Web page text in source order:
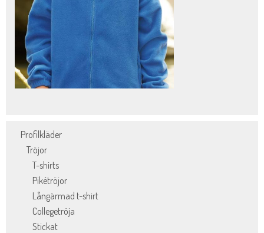
Profilkläder
Tröjor
T-shirts
Pikétröjor
Långärmad t-shirt
Collegetröja
Stickat